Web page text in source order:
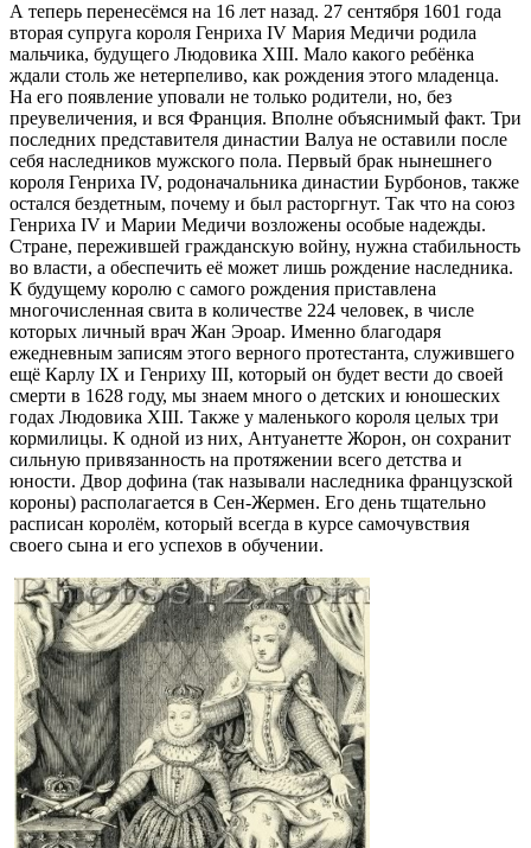
А теперь перенесёмся на 16 лет назад. 27 сентября 1601 года
вторая супруга короля Генриха IV Мария Медичи родила
мальчика, будущего Людовика XIII. Мало какого ребёнка
ждали столь же нетерпеливо, как рождения этого младенца.
На его появление уповали не только родители, но, без
преувеличения, и вся Франция. Вполне объяснимый факт. Три
последних представителя династии Валуа не оставили после
себя наследников мужского пола. Первый брак нынешнего
короля Генриха IV, родоначальника династии Бурбонов, также
остался бездетным, почему и был расторгнут. Так что на союз
Генриха IV и Марии Медичи возложены особые надежды.
Стране, пережившей гражданскую войну, нужна стабильность
во власти, а обеспечить её может лишь рождение наследника.
К будущему королю с самого рождения приставлена
многочисленная свита в количестве 224 человек, в числе
которых личный врач Жан Эроар. Именно благодаря
ежедневным записям этого верного протестанта, служившего
ещё Карлу IX и Генриху III, который он будет вести до своей
смерти в 1628 году, мы знаем много о детских и юношеских
годах Людовика XIII. Также у маленького короля целых три
кормилицы. К одной из них, Антуанетте Жорон, он сохранит
сильную привязанность на протяжении всего детства и
юности. Двор дофина (так называли наследника французской
короны) располагается в Сен-Жермен. Его день тщательно
расписан королём, который всегда в курсе самочувствия
своего сына и его успехов в обучении.